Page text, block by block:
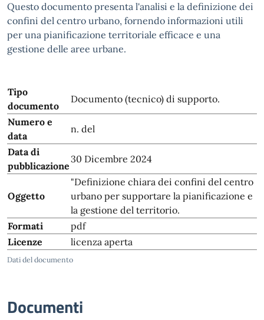
Questo documento presenta l'analisi e la definizione dei
confini del centro urbano, fornendo informazioni utili
per una pianificazione territoriale efficace e una
gestione delle aree urbane.
Dati del documento
Tipo
documento
Documento (tecnico) di supporto.
Numero e
data
n. del
Data di
pubblicazione
30 Dicembre 2024
Oggetto
"Definizione chiara dei confini del centro
urbano per supportare la pianificazione e
la gestione del territorio.
Formati
pdf
Licenze
licenza aperta
Documenti